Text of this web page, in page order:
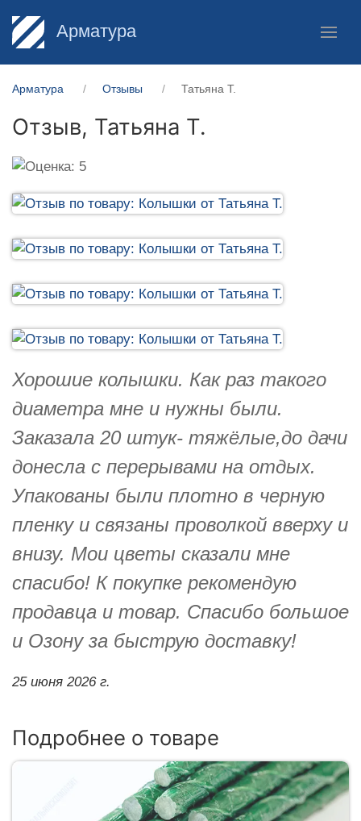
Арматура
Арматура Отзывы Татьяна Т.
Отзыв, Татьяна Т.
Хорошие колышки. Как раз такого
диаметра мне и нужны были.
Заказала 20 штук- тяжёлые,до дачи
донесла с перерывами на отдых.
Упакованы были плотно в черную
пленку и связаны проволкой вверху и
внизу. Мои цветы сказали мне
спасибо! К покупке рекомендую
продавца и товар. Спасибо большое
и Озону за быструю доставку!
25 июня 2026 г.
Подробнее о товаре